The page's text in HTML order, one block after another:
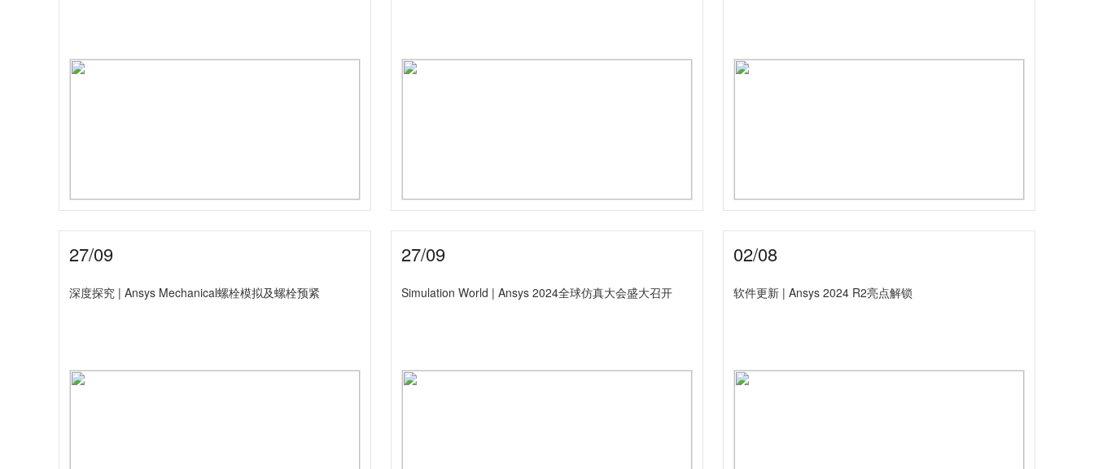
27/09
深度探究 | Ansys Mechanical螺栓模拟及螺栓预紧
27/09
Simulation World | Ansys 2024全球仿真大会盛大召开
02/08
软件更新 | Ansys 2024 R2亮点解锁